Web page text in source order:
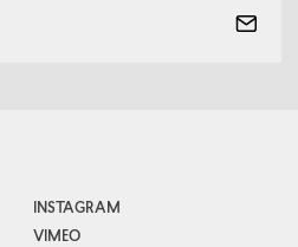
INSTAGRAM
VIMEO